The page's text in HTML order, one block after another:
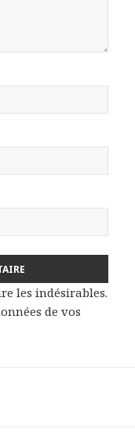
les indésirables.
de vos